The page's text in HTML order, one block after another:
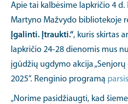
Apie tai kalbėsime lapkričio 4
Martyno Mažvydo bibliotekoje
Įgalinti. Įtraukti.“, kuris skirtas
lapkričio 24-28 dienomis mus
įgūdžių ugdymo akcija
2025“. Renginio programą
„Norime pasidžiaugti, kad